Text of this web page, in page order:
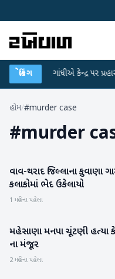
બ્રેકિંગ
રાહુલ ગાંધીએ કેન્દ્ર પર પ્રહાર કર્યા
હોમ/#murder case
#murder
બનાસકાંઠા
વાવ-થરાદ જિલ્લાના કુવાણા
કલાકોમાં ભેદ ઉકેલાયો
1 મહિના પહેલા
મહેસાણા
મહેસાણા મનપા ચૂંટણી હત્યા
ના મંજૂર
2 મહિના પહેલા